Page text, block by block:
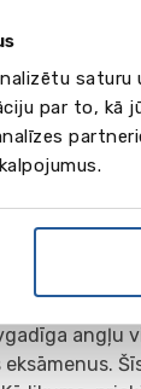
par to, kā
A-Level/
būs
vai IB
valodas
angļu